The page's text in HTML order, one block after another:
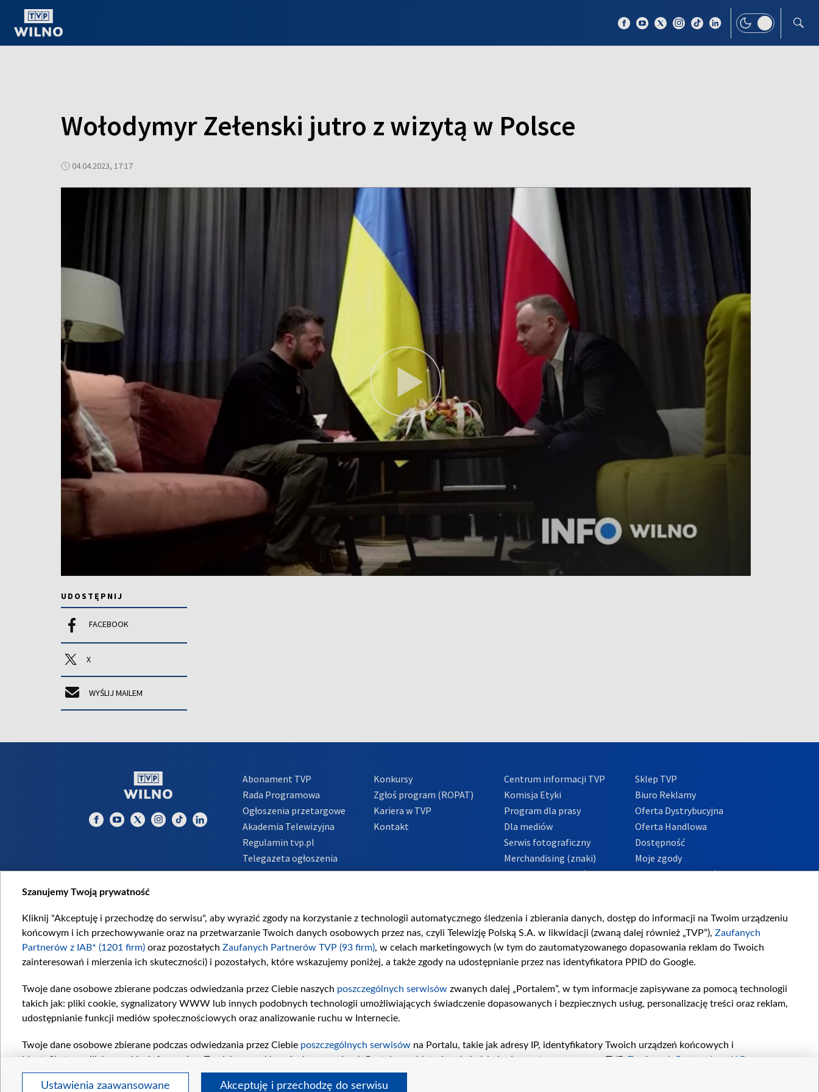
Wołodymyr Zełenski jutro z wizytą w Polsce
04.04.2023, 17:17
UDOSTĘPNIJ
FACEBOOK
X
WYŚLIJ MAILEM
Abonament TVP
Rada Programowa
Ogłoszenia przetargowe
Akademia Telewizyjna
Regulamin tvp.pl
Telegazeta ogłoszenia
Informacje o nadawcy
Konkursy
Zgłoś program (ROPAT)
Kariera w TVP
Kontakt
Centrum informacji TVP
Komisja Etyki
Program dla prasy
Dla mediów
Serwis fotograficzny
Merchandising (znaki)
Polityka Prywatności
Sklep TVP
Biuro Reklamy
Oferta Dystrybucyjna
Oferta Handlowa
Dostępność
Moje zgody
Procedura zgłoszeń
Szanujemy Twoją prywatność
Kliknij "Akceptuję i przechodzę do serwisu", aby wyrazić zgody na korzystanie z technologii automatycznego śledzenia i zbierania danych, dostęp do informacji na Twoim urządzeniu
końcowym i ich przechowywanie oraz na przetwarzanie Twoich danych osobowych przez nas, czyli Telewizję Polską S.A. w likwidacji (zwaną dalej również „TVP”), Zaufanych
Partnerów z IAB* (1201 firm) oraz pozostałych Zaufanych Partnerów TVP (93 firm), w celach marketingowych (w tym do zautomatyzowanego dopasowania reklam do Twoich
zainteresowań i mierzenia ich skuteczności) i pozostałych, które wskazujemy poniżej, a także zgody na udostępnianie przez nas identyfikatora PPID do Google.
Twoje dane osobowe zbierane podczas odwiedzania przez Ciebie naszych poszczególnych serwisów zwanych dalej „Portalem”, w tym informacje zapisywane za pomocą technologii
takich jak: pliki cookie, sygnalizatory WWW lub innych podobnych technologii umożliwiających świadczenie dopasowanych i bezpiecznych usług, personalizację treści oraz reklam,
udostępnianie funkcji mediów społecznościowych oraz analizowanie ruchu w Internecie.
Twoje dane osobowe zbierane podczas odwiedzania przez Ciebie poszczególnych serwisów na Portalu, takie jak adresy IP, identyfikatory Twoich urządzeń końcowych i
identyfikatory plików cookie, informacje o Twoich wyszukiwaniach w serwisach Portalu czy historia odwiedzin będą przetwarzane przez TVP, Zaufanych Partnerów z IAB
pozostałychZaufanych Partnerów TVP
dla realizacji następujących celów i funkcji: przechowywania informacji na urządzeniu lub dostęp do nich, wyboru podstawowych reklam,
wyboru spersonalizowanych reklam, tworzenia profilu spersonalizowanych reklam, tworzenia profilu spersonalizowanych treści, wyboru spersonalizowanych treści, pomiaru
Ustawienia zaawansowane Akceptuję i przechodzę do serwisu